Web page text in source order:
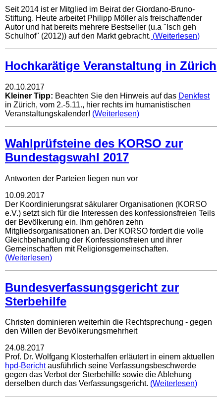
Seit 2014 ist er Mitglied im Beirat der Giordano-Bruno-
Stiftung. Heute arbeitet Philipp Möller als freischaffender
Autor und hat bereits mehrere Bestseller (u.a "Isch geh
Schulhof" (2012)) auf den Markt gebracht. Weiterlesen
Hochkarätige Veranstaltung in Zürich
20.10.2017
Kleiner Tipp: Beachten Sie den Hinweis auf das Denkfest
in Zürich, vom 2.-5.11., hier rechts im humanistischen
Veranstaltungskalender! Weiterlesen
Wahlprüfsteine des KORSO zur
Bundestagswahl 2017
Antworten der Parteien liegen nun vor
10.09.2017
Der Koordinierungsrat säkularer Organisationen (KORSO
e.V.) setzt sich für die Interessen des konfessionsfreien Teils
der Bevölkerung ein. Ihm gehören zehn
Mitgliedsorganisationen an. Der KORSO fordert die volle
Gleichbehandlung der Konfessionsfreien und ihrer
Gemeinschaften mit Religionsgemeinschaften.
Weiterlesen
Bundesverfassungsgericht zur
Sterbehilfe
Christen dominieren weiterhin die Rechtsprechung - gegen
den Willen der Bevölkerungsmehrheit
24.08.2017
Prof. Dr. Wolfgang Klosterhalfen erläutert in einem aktuellen
hpd-Berichtausführlich seine Verfassungsbeschwerde
gegen das Verbot der Sterbehilfe sowie die Ablehung
derselben durch das Verfassungsgericht. Weiterlesen